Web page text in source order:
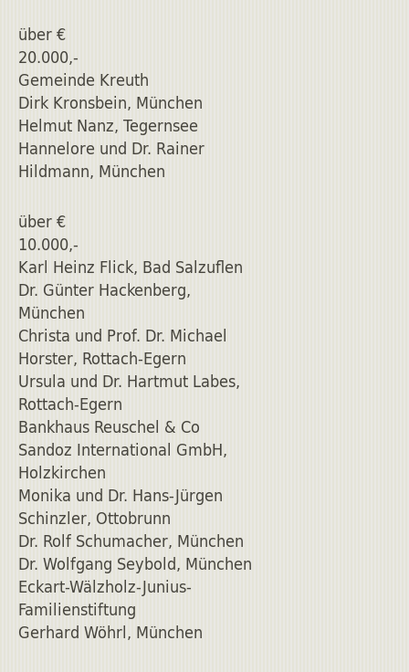
über €
20.000,-
Gemeinde Kreuth
Dirk Kronsbein, München
Helmut Nanz, Tegernsee
Hannelore und Dr. Rainer
Hildmann, München
über €
10.000,-
Karl Heinz Flick, Bad Salzuflen
Dr. Günter Hackenberg,
München
Christa und Prof. Dr. Michael
Horster, Rottach-Egern
Ursula und Dr. Hartmut Labes,
Rottach-Egern
Bankhaus Reuschel & Co
Sandoz International GmbH,
Holzkirchen
Monika und Dr. Hans-Jürgen
Schinzler, Ottobrunn
Dr. Rolf Schumacher, München
Dr. Wolfgang Seybold, München
Eckart-Wälzholz-Junius-
Familienstiftung
Gerhard Wöhrl, München